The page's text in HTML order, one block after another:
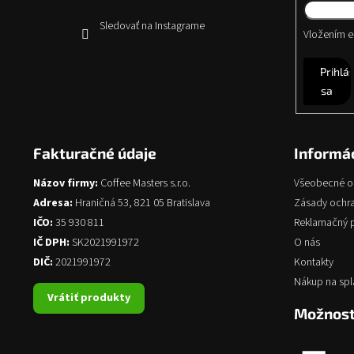
Sledovať na Instagrame
Vložením
Prihlásiť
sa
Fakturačné údaje
Názov firmy: Coffee Masters s.r.o.
Adresa: Hraničná 53, 821 05 Bratislava
IČO: 35 930 811
IČ DPH: SK2021991972
DIČ: 2021991972
Vrátiť produkty
Všeobecné
Zásady
Reklamačný
O nás
Kontakty
Nákup na